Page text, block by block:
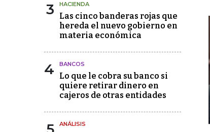
3 HACIENDA
Las cinco banderas rojas que
hereda el nuevo gobierno en
materia económica
4 BANCOS
Lo que le cobra su banco si
quiere retirar dinero en
cajeros de otras entidades
ANÁLISIS